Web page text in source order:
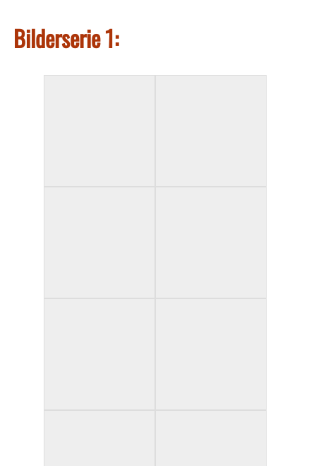
Bilderserie 1: